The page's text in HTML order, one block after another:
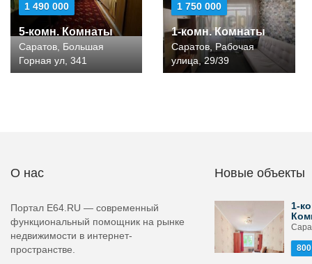
1 490 000
5-комн. Комнаты
Саратов, Большая
Горная ул, 341
1 750 000
1-комн. Комнаты
Саратов, Рабочая
улица, 29/39
О нас
Портал E64.RU — современный
функциональный помощник на рынке
недвижимости в интернет-
пространстве.
Новые объекты
1-